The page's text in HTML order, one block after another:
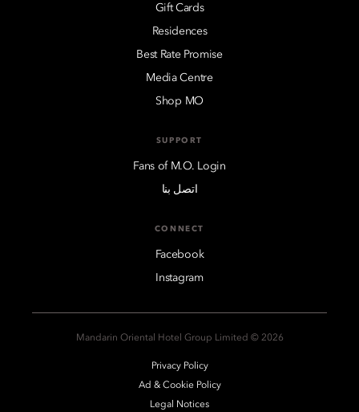
Gift Cards
Residences
Best Rate Promise
Media Centre
Shop MO
SUPPORT
Fans of M.O. Login
اتصل بنا
CONNECT
Facebook
Instagram
2026 © Mandarin Oriental Hotel Group Limited
Privacy Policy
Ad & Cookie Policy
Legal Notices